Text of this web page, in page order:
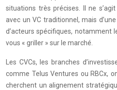
situations très précises. Il ne
avec un VC traditionnel, mais
d’acteurs spécifiques, notamment
vous « griller » sur le marché.
Les CVCs, les branches
comme Telus Ventures ou RBCx,
cherchent un alignement